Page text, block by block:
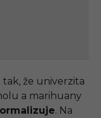
že univerzita
a marihuany
. Na